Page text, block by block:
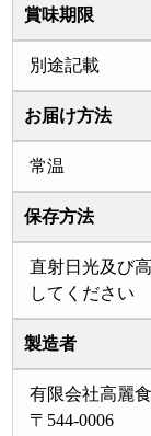
賞味期限
別途記載
お届け方法
常温
保存方法
直射日光及び
してください
製造者
有限会社高麗
〒544-0006